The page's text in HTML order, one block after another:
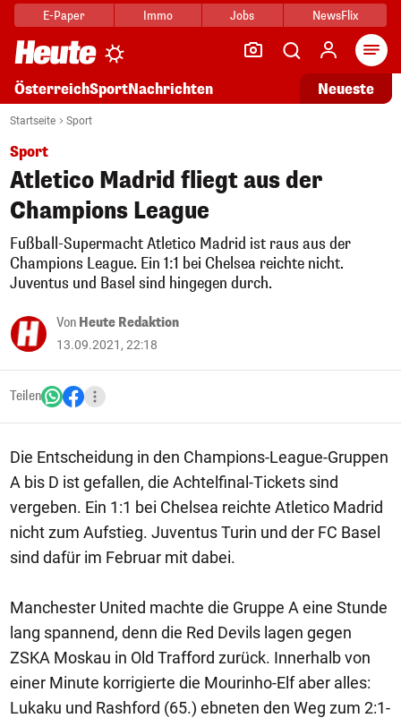
E-Paper Immo Jobs NewsFlix
ÖsterreichSportNachrichten Neueste
Startseite Sport
Sport
Atletico Madrid fliegt aus der
Champions League
Fußball-Supermacht Atletico Madrid ist raus aus der
Champions League. Ein 1:1 bei Chelsea reichte nicht.
Juventus und Basel sind hingegen durch.
Von Heute Redaktion
13.09.2021, 22:18
Teilen
Die Entscheidung in den Champions-League-Gruppen
A bis D ist gefallen, die Achtelfinal-Tickets sind
vergeben. Ein 1:1 bei Chelsea reichte Atletico Madrid
nicht zum Aufstieg. Juventus Turin und der FC Basel
sind dafür im Februar mit dabei.
Manchester United machte die Gruppe A eine Stunde
lang spannend, denn die Red Devils lagen gegen
ZSKA Moskau in Old Trafford zurück. Innerhalb von
einer Minute korrigierte die Mourinho-Elf aber alles:
Lukaku und Rashford (65.) ebneten den Weg zum 2:1-